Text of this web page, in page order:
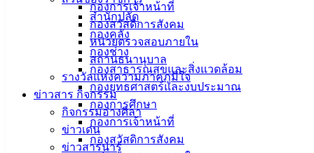
กองการเจ้าหน้าที่
กองสวัสดิการสังคม
หน่วยตรวจสอบภายใน
สถานธนานุบาล
รางวัลแห่งความภาคภูมิใจ
ข่าวสาร กิจกรรม
กิจกรรมอ่างศิลา
ข่าวเด่น
ข่าวสารน่ารู้
สำนักปลัด
กองคลัง
กองช่าง
กองสาธารณสุขและสิ่งแวดล้อม
กองยุทธศาสตร์และงบประมาณ
กองการศึกษา
กองการเจ้าหน้าที่
กองสวัสดิการสังคม
คุณสมบัติผู้ลงทะเบียนรับสิทธิ์ (ต้องมีครบทั้ง 2 ข้อ)
มีสัญชาติไทย
มีทะเบียนบ้าน หรือพักอาศัยอยู่ในเขตเทศบาลเมืองอ่าง
และมีคุณสมบัติอย่างใดอย่างหนึ่ง ดังนี้
ผู้สูงอายุ 60 ปีขึ้นไป